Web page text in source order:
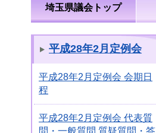
埼玉県議会トップ
平成28年2月定例会
平成28年2月定例会 会期日
程
平成28年2月定例会 代表質
問・一般質問 質疑質問・答